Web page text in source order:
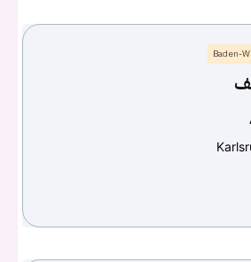
Don't have an
Facebook
Baden-